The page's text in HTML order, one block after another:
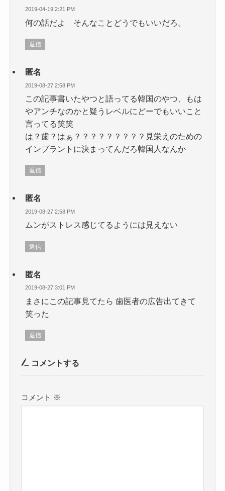
2019-04-19 2:21 PM
何の話だよ そんなことどうでもいいだろ。
返信
匿名
2019-08-27 2:58 PM
この記事書いたやつと語ってる韓国のやつ、もは
やアンチなのかと疑うレベルにどーでもいいこと
言ってる笑笑
は？歯？はぁ？？？？？？？？？見栄えのための
インプラントに決まってんだろ韓国人なんか
返信
匿名
2019-08-27 2:58 PM
ムンがストレス感じてるようには見えない
返信
匿名
2019-08-27 3:01 PM
まさにこの記事見てたら 歯医者の広告出てきて
笑った
返信
コメントする
コメント ※